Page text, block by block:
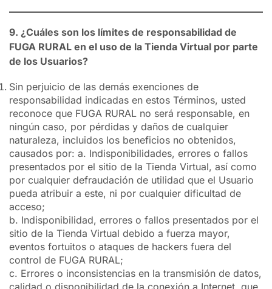
9. ¿Cuáles son los límites de responsabilidad de
FUGA RURAL en el uso de la Tienda Virtual por parte
de los Usuarios?
Sin perjuicio de las demás exenciones de
responsabilidad indicadas en estos Términos, usted
reconoce que FUGA RURAL no será responsable, en
ningún caso, por pérdidas y daños de cualquier
naturaleza, incluidos los beneficios no obtenidos,
causados por: a. Indisponibilidades, errores o fallos
presentados por el sitio de la Tienda Virtual, así como
por cualquier defraudación de utilidad que el Usuario
pueda atribuir a este, ni por cualquier dificultad de
acceso;
b. Indisponibilidad, errores o fallos presentados por el
sitio de la Tienda Virtual debido a fuerza mayor,
eventos fortuitos o ataques de hackers fuera del
control de FUGA RURAL;
c. Errores o inconsistencias en la transmisión de datos,
calidad o disponibilidad de la conexión a Internet, que